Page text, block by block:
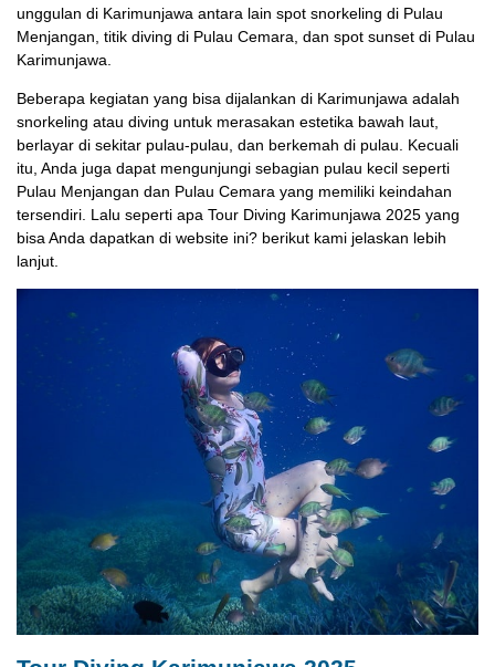
unggulan di Karimunjawa antara lain spot snorkeling di Pulau
Menjangan, titik diving di Pulau Cemara, dan spot sunset di Pulau
Karimunjawa.
Beberapa kegiatan yang bisa dijalankan di Karimunjawa adalah
snorkeling atau diving untuk merasakan estetika bawah laut,
berlayar di sekitar pulau-pulau, dan berkemah di pulau. Kecuali
itu, Anda juga dapat mengunjungi sebagian pulau kecil seperti
Pulau Menjangan dan Pulau Cemara yang memiliki keindahan
tersendiri. Lalu seperti apa Tour Diving Karimunjawa 2025 yang
bisa Anda dapatkan di website ini? berikut kami jelaskan lebih
lanjut.